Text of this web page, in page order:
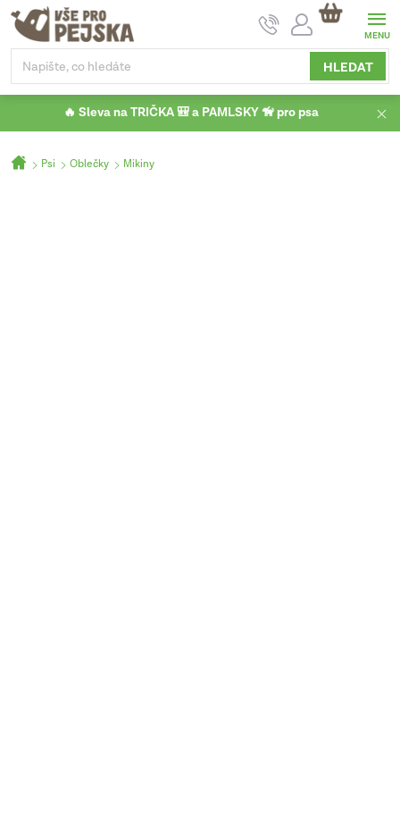
Přejít
obsah
HLEDAT
NÁKUPNÍ
KOŠÍK
🔥 Sleva na TRIČKA 🎒 a PAMLSKY 🦮 pro psa
Domů
Psi Oblečky Mikiny